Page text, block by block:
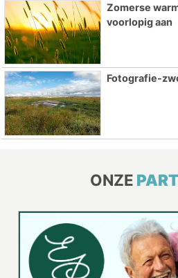
Zomerse
voorlopig aan
Fotografie-
ONZE